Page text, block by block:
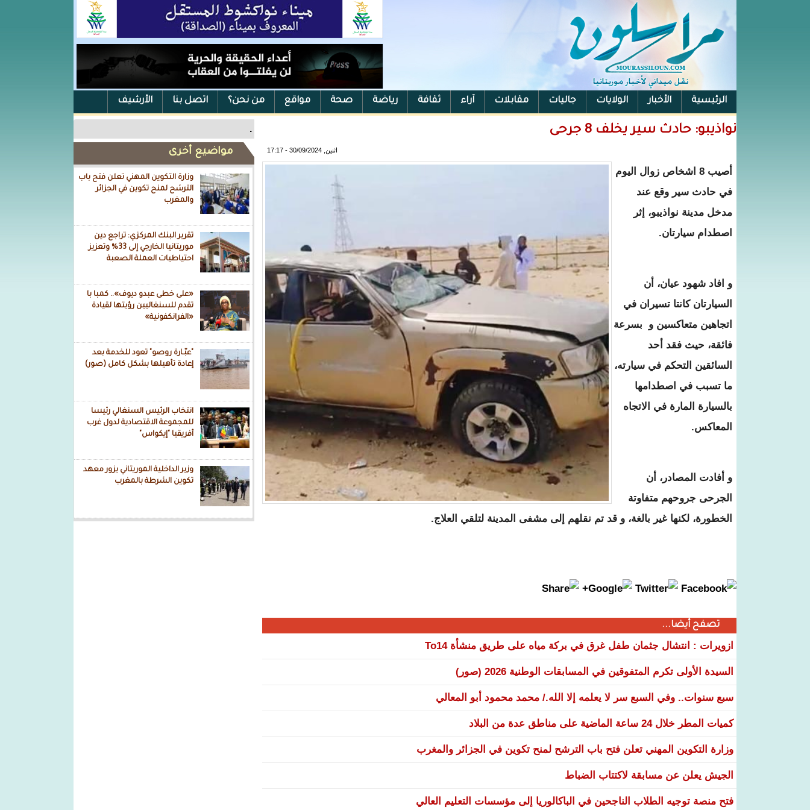
الرئيسية الأخبار الولايات جاليات مقابلات آراء ثقافة رياضة صحة مواقع من نحن؟ اتصل بنا الأرشيف
الفيس بوك .
مواضيع أخرى
وزارة التكوين المهني تعلن فتح باب
الترشح لمنح تكوين في الجزائر
والمغرب
تقرير البنك المركزي: تراجع دين
موريتانيا الخارجي إلى 33% وتعزيز
احتياطيات العملة الصعبة
«على خطى عبدو ديوف».. كمبا با
تقدم للسنغاليين رؤيتها لقيادة
«الفرانكفونية»
"عبّـارة روصو" تعود للخدمة بعد
إعادة تأهيلها بشكل كامل (صور)
انتخاب الرئيس السنغالي رئيسا
للمجموعة الاقتصادية لدول غرب
أفريقيا "إيكواس"
وزير الداخلية الموريتاني يزور معهد
تكوين الشرطة بالمغرب
نواذيبو: حادث سير يخلف 8 جرحى
اثنين, 30/09/2024 - 17:17
أصيب 8 اشخاص زوال اليوم
في حادث سير وقع عند
مدخل مدينة نواذيبو، إثر
اصطدام سيارتان.
و افاد شهود عيان، أن
السيارتان كانتا تسيران في
اتجاهين متعاكسين و بسرعة
فائقة، حيث فقد أحد
السائقين التحكم في سيارته،
ما تسبب في اصطدامها
بالسيارة المارة في الاتجاه
المعاكس.
و أفادت المصادر، أن
الجرحى جروحهم متفاوتة
الخطورة، لكنها غير بالغة، و قد تم نقلهم إلى مشفى المدينة لتلقي العلاج.
تصفح أيضا...
ازويرات : انتشال جثمان طفل غرق في بركة مياه على طريق منشأة To14
السيدة الأولى تكرم المتفوقين في المسابقات الوطنية 2026 (صور)
سبع سنوات.. وفي السبع سر لا يعلمه إلا الله./ محمد محمود أبو المعالي
كميات المطر خلال 24 ساعة الماضية على مناطق عدة من البلاد
وزارة التكوين المهني تعلن فتح باب الترشح لمنح تكوين في الجزائر والمغرب
الجيش يعلن عن مسابقة لاكتتاب الضباط
فتح منصة توجيه الطلاب الناجحين في الباكالوريا إلى مؤسسات التعليم العالي